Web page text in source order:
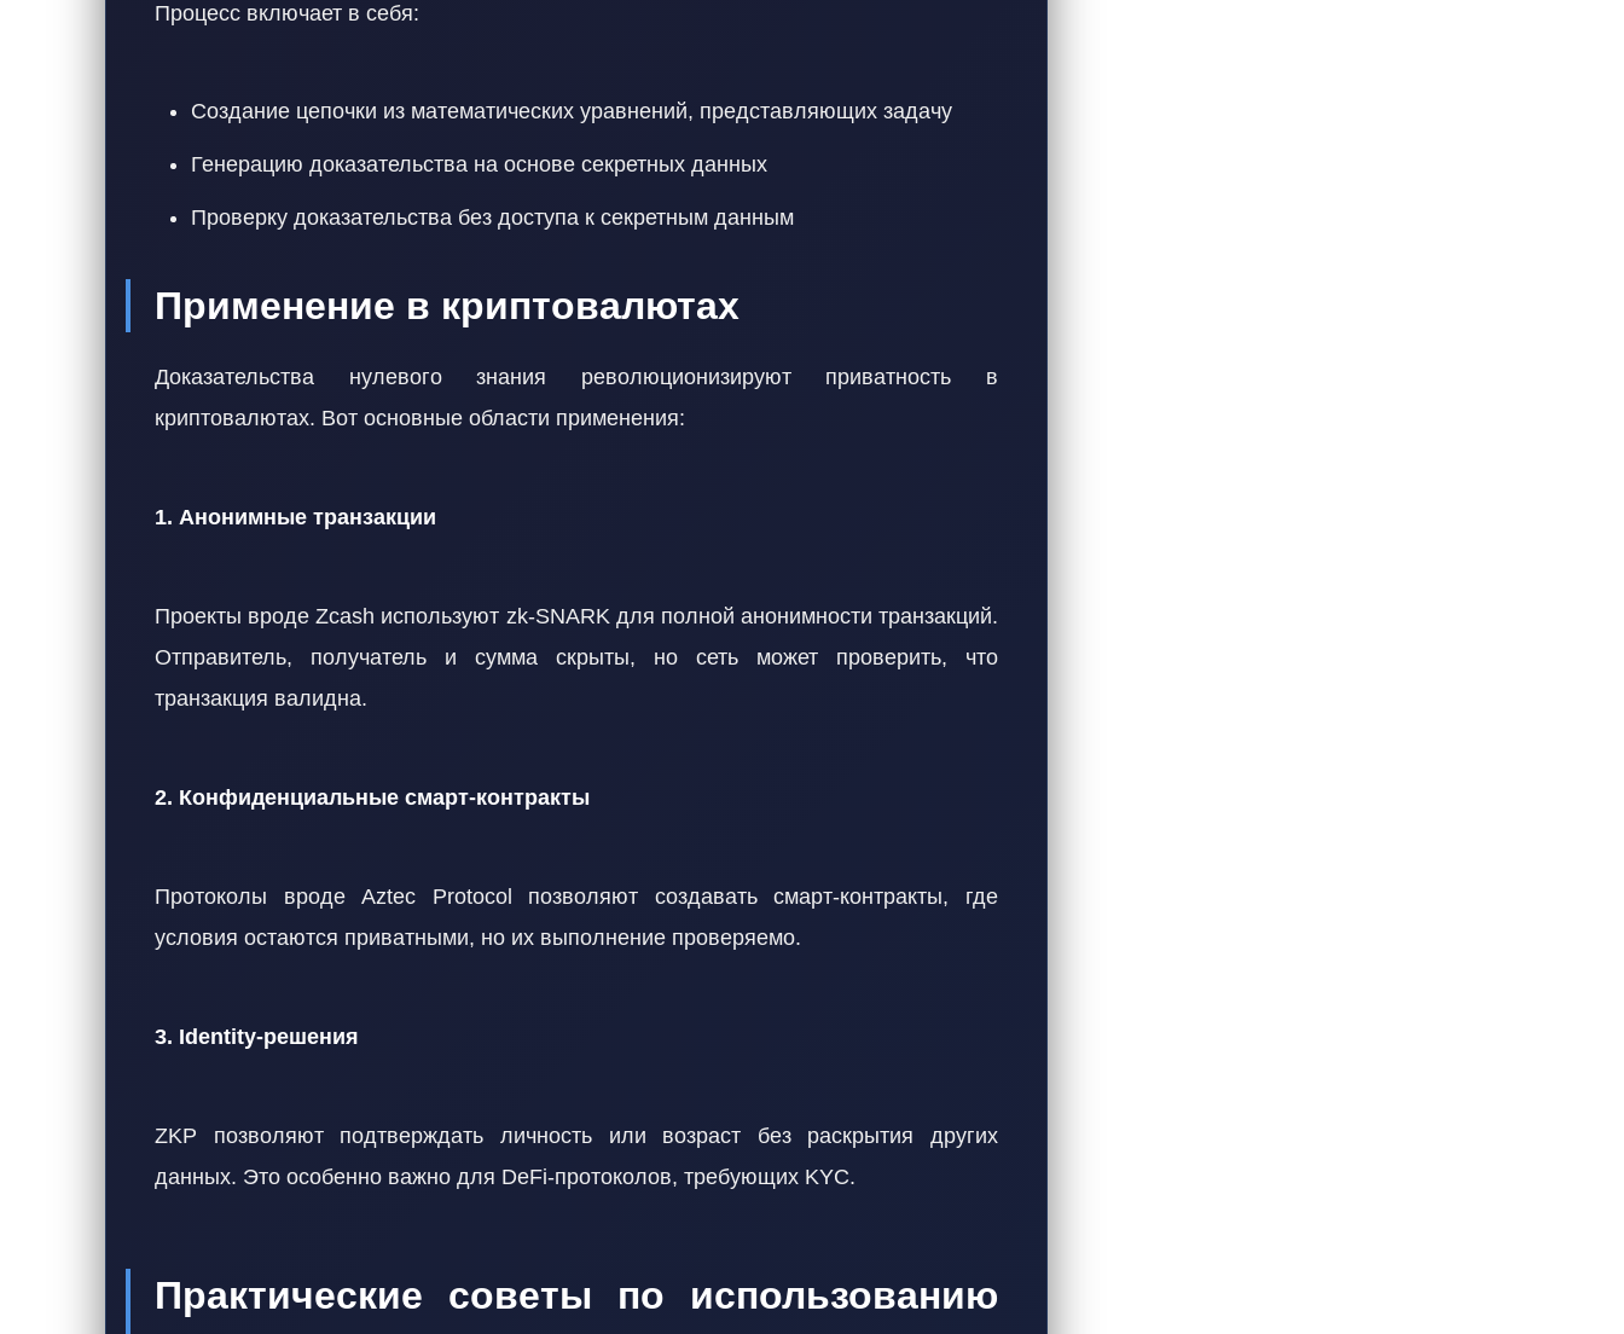
Процесс включает в себя:
Создание цепочки из математических уравнений, представляющих задачу
Генерацию доказательства на основе секретных данных
Проверку доказательства без доступа к секретным данным
Применение в криптовалютах
Доказательства нулевого знания революционизируют приватность в
криптовалютах. Вот основные области применения:
1. Анонимные транзакции
Проекты вроде Zcash используют zk-SNARK для полной анонимности транзакций.
Отправитель, получатель и сумма скрыты, но сеть может проверить, что
транзакция валидна.
2. Конфиденциальные смарт-контракты
Протоколы вроде Aztec Protocol позволяют создавать смарт-контракты, где
условия остаются приватными, но их выполнение проверяемо.
3. Identity-решения
ZKP позволяют подтверждать личность или возраст без раскрытия других
данных. Это особенно важно для DeFi-протоколов, требующих KYC.
Практические советы по использованию